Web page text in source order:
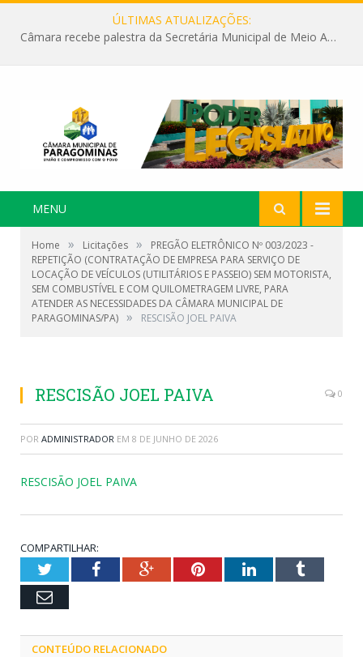
ÚLTIMAS ATUALIZAÇÕES:
Câmara recebe palestra da Secretária Municipal de Meio Ambiente sobre as ações da “SEMANA DO MEIO AMBIENTE”
MENU
Home » Licitações »
PREGÃO ELETRÔNICO Nº 003/2023 -
REPETIÇÃO (CONTRATAÇÃO DE EMPRESA PARA SERVIÇO DE
LOCAÇÃO DE VEÍCULOS (UTILITÁRIOS E PASSEIO) SEM MOTORISTA,
SEM COMBUSTÍVEL E COM QUILOMETRAGEM LIVRE, PARA
ATENDER AS NECESSIDADES DA CÂMARA MUNICIPAL DE
PARAGOMINAS/PA) » RESCISÃO JOEL PAIVA
RESCISÃO JOEL PAIVA 0
POR ADMINISTRADOR EM 8 DE JUNHO DE 2026
RESCISÃO JOEL PAIVA
COMPARTILHAR:
TwitterFacebookGoogle+PinterestLinkedInTumblr
Email
CONTEÚDO RELACIONADO